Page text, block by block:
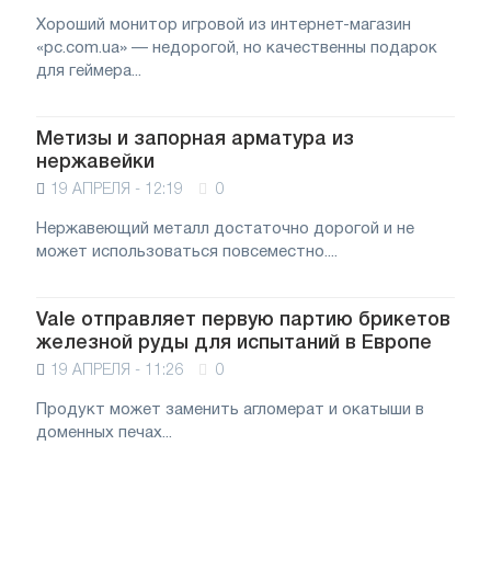
Хороший монитор игровой из интернет-магазин
«pc.com.ua» — недорогой, но качественны подарок
для геймера...
Метизы и запорная арматура из
нержавейки
19 АПРЕЛЯ - 12:19 0
Нержавеющий металл достаточно дорогой и не
может использоваться повсеместно....
Vale отправляет первую партию брикетов
железной руды для испытаний в Европе
19 АПРЕЛЯ - 11:26 0
Продукт может заменить агломерат и окатыши в
доменных печах...